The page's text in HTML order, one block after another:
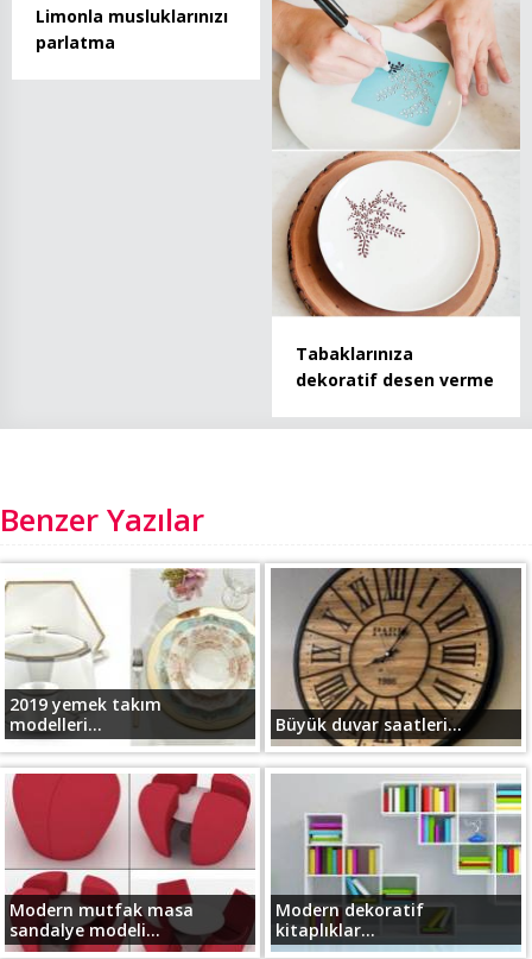
Limonla musluklarınızı
parlatma
Tabaklarınıza
dekoratif desen verme
Benzer Yazılar
2019 yemek takım
modelleri...
Büyük duvar saatleri...
Modern mutfak masa
sandalye modeli...
Modern dekoratif
kitaplıklar...